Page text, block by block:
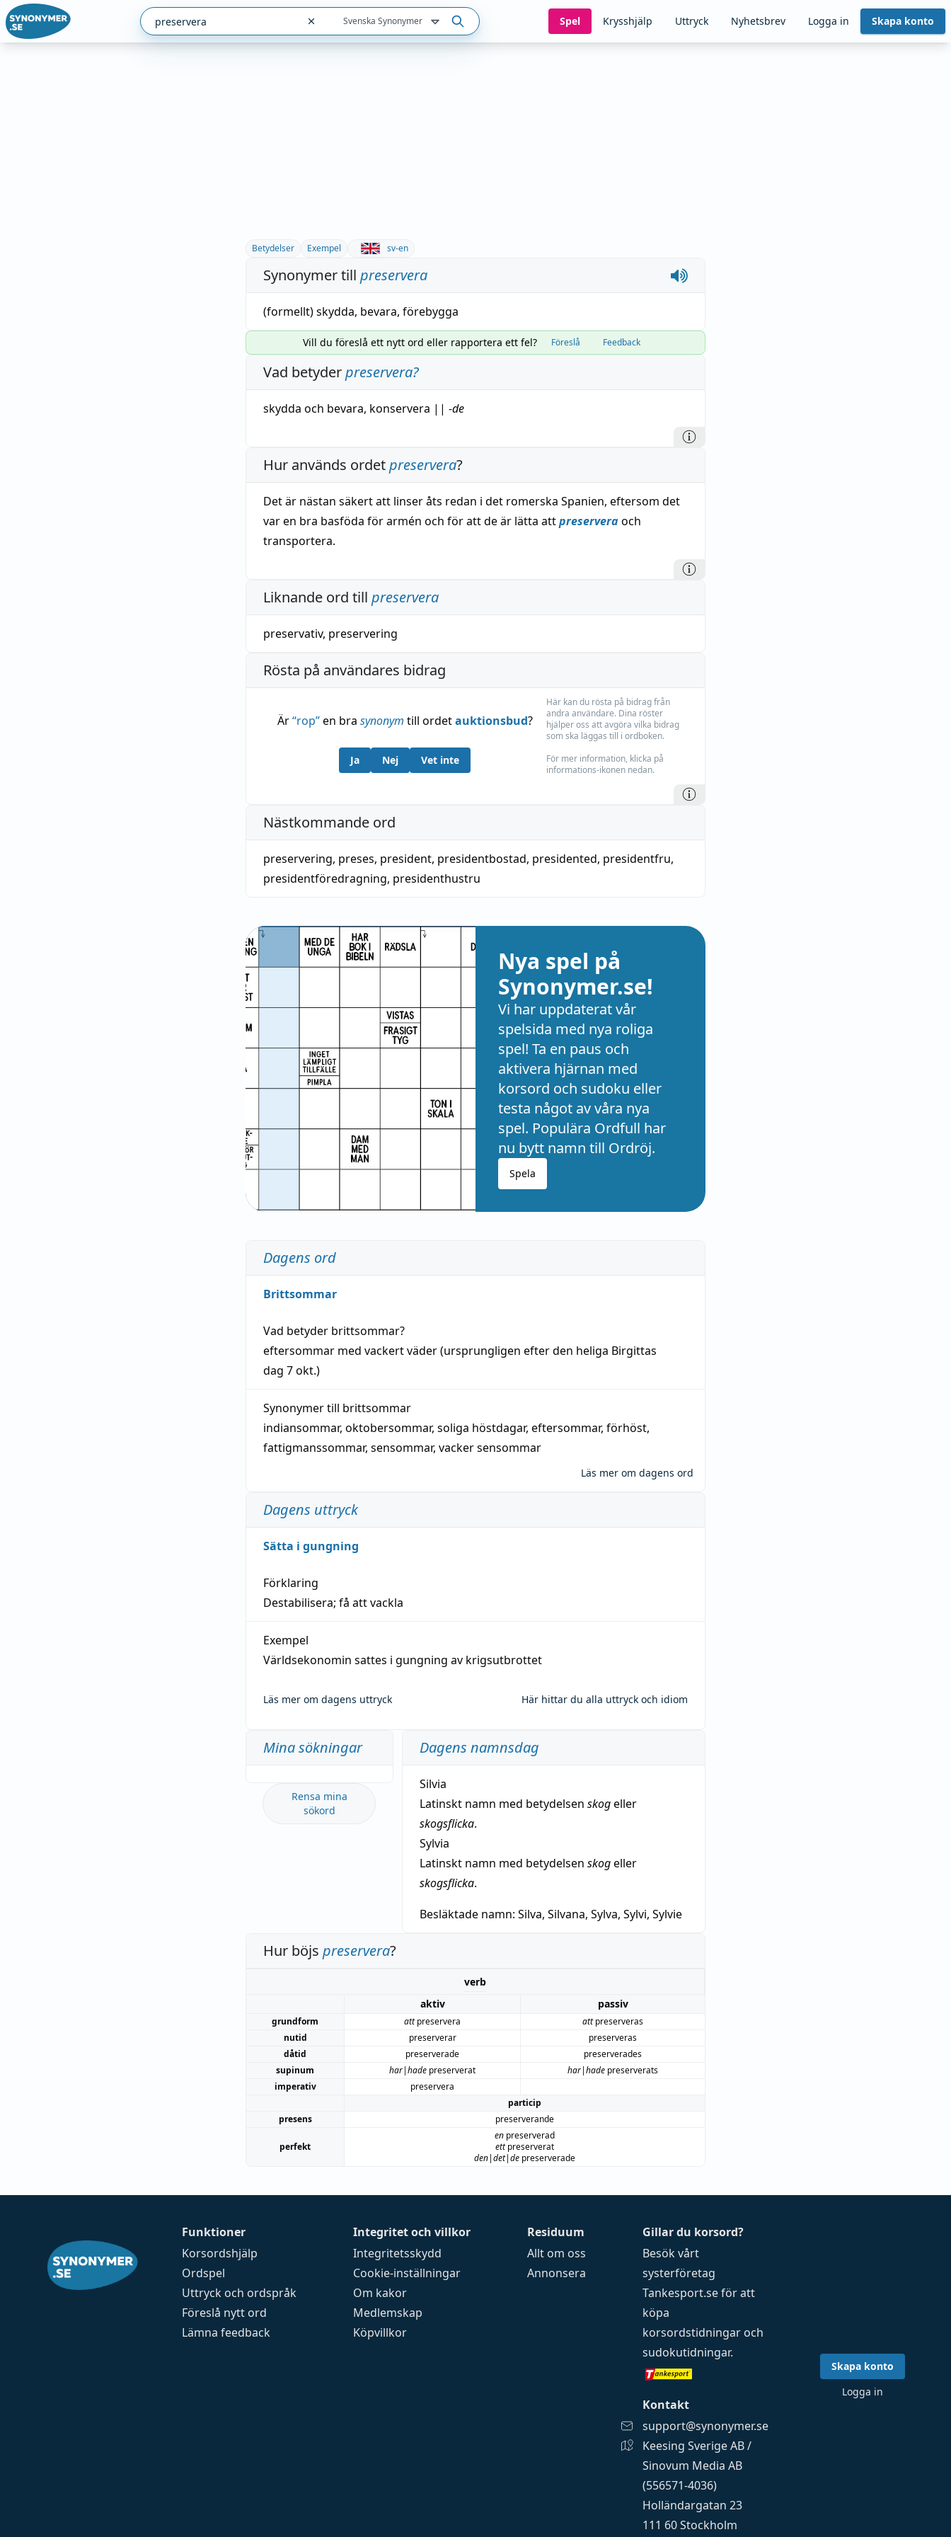
Svenska Synonymer Spel Krysshjälp Uttryck Nyhetsbrev Logga in Skapa konto
Betydelser Exempel sv-en
Synonymer till preservera
(formellt)skydda, bevara, förebygga
Vill du föreslå ett nytt ord eller rapportera ett fel? Föreslå Feedback
Vad betyderpreservera?
skydda och bevara, konservera || -de
Hur används ordetpreservera?
Det är nästan säkert att linser åts redan i det romerska Spanien, eftersom det
var en bra basföda för armén och för att de är lätta attpreserveraoch
transportera.
Liknande ord till preservera
preservativ, preservering
Rösta på användares bidrag
Är“rop”en bra synonym till ordetauktionsbud?
Ja Nej Vet inte
Här kan du rösta på bidrag från
andra användare. Dina röster
hjälper oss att avgöra vilka bidrag
som ska läggas till i ordboken.
För mer information, klicka på
informations-ikonen nedan.
Nästkommande ord
preservering, preses, president, presidentbostad, presidented, presidentfru,
presidentföredragning, presidenthustru
Nya spel på
Synonymer.se!
Vi har uppdaterat vår
spelsida med nya roliga
spel! Ta en paus och
aktivera hjärnan med
korsord och sudoku eller
testa något av våra nya
spel. Populära Ordfull har
nu bytt namn till Ordröj.
Spela
Dagens ord
Brittsommar
Vad betyder brittsommar?
eftersommar med vackertväder(ursprungligen efter den heliga Birgittas
dag 7 okt.)
Synonymer till brittsommar
indiansommar, oktobersommar, soliga höstdagar, eftersommar, förhöst,
fattigmanssommar, sensommar, vacker sensommar
Läs mer om dagens ord
Dagens uttryck
Sätta i gungning
Förklaring
Destabilisera; få att vackla
Exempel
Världsekonomin sattes i gungning av krigsutbrottet
Läs mer om dagens uttryck Här hittar du alla uttryck och idiom
Mina sökningar
Rensa mina
sökord
Dagens namnsdag
Silvia
Latinskt namn med betydelsen skogeller
skogsflicka.
Sylvia
Latinskt namn med betydelsen skogeller
skogsflicka.
Besläktade namn: Silva, Silvana, Sylva, Sylvi, Sylvie
Hur böjs preservera?
verb
aktiv
passiv
grundform attpreservera attpreserveras
nutid
preserverar
preserveras
dåtid
preserverade
preserverades
supinum
har|hade preserverat har|hade preserverats
imperativ
preservera
particip
presens
preserverande
perfekt
en preserverad
ettpreserverat
den|det|de preserverade
Funktioner
Korsordshjälp
Ordspel
Uttryck och ordspråk
Föreslå nytt ord
Lämna feedback
Integritet och villkor
Integritetsskydd
Cookie-inställningar
Om kakor
Medlemskap
Köpvillkor
Residuum
Allt om oss
Annonsera
Gillar du korsord?
Besök vårt
systerföretag
Tankesport.seför att
köpa
korsordstidningar och
sudokutidningar.
Kontakt
support@synonymer.se
Keesing Sverige AB /
Sinovum Media AB
(556571-4036)
Holländargatan 23
111 60 Stockholm
Skapa konto
Logga in